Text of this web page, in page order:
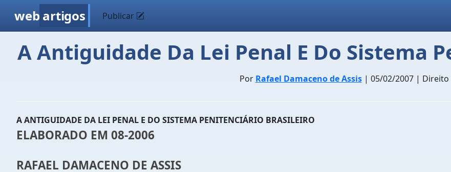
web artigos Publicar
A Antiguidade Da Lei Penal E Do Sistema
Por Rafael Damaceno de Assis| 05/02/2007 | Direito
A ANTIGUIDADE DA LEI PENAL E DO SISTEMA PENITENCIÁRIO BRASILEIRO
ELABORADO EM 08-2006
RAFAEL DAMACENO DE ASSIS